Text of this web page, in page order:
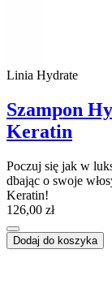
Linia Hydrate
Szampon
Keratin
Poczuj się jak w
dbając o swoje
Keratin!
126,00 zł
Dodaj do koszyka